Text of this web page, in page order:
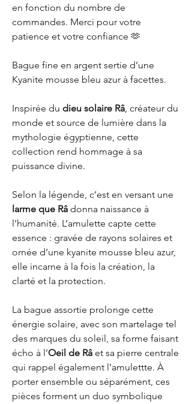
en fonction du nombre de
commandes. Merci pour votre
patience et votre confiance 🫶
Bague fine en argent sertie d’une
Kyanite mousse bleu azur à facettes.
Inspirée du dieu solaire Râ, créateur du
monde et source de lumière dans la
mythologie égyptienne, cette
collection rend hommage à sa
puissance divine.
Selon la légende, c’est en versant une
larme que Râ donna naissance à
l’humanité. L’amulette capte cette
essence : gravée de rayons solaires et
ornée d’une kyanite mousse bleu azur,
elle incarne à la fois la création, la
clarté et la protection.
La bague assortie prolonge cette
énergie solaire, avec son martelage tel
des marques du soleil, sa forme faisant
écho à l’Oeil de Râ et sa pierre centrale
qui rappel également l’amulettte. À
porter ensemble ou séparément, ces
pièces forment un duo symbolique